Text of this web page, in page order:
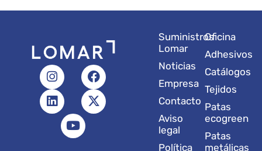
I
n
s
t
F
a
c
e
L
i
n
k
X
-
t
w
u
b
Suministros
Lomar
Noticias
Empresa
Contacto
Aviso
legal
Política
Oficina
Adhesivos
Catálogos
Tejidos
Patas
ecogreen
Patas
metálicas